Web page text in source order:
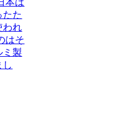
たた
われ
はそ
ミ製
し